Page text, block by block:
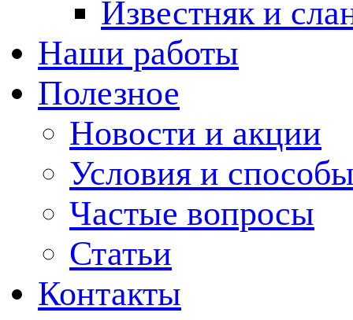
Известняк и
Наши работы
Полезное
Новости и акции
Условия и
Частые вопросы
Статьи
Контакты